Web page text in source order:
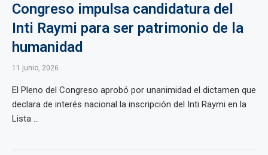
Congreso impulsa candidatura del
Inti Raymi para ser patrimonio de la
humanidad
11 junio, 2026
El Pleno del Congreso aprobó por unanimidad el dictamen que
declara de interés nacional la inscripción del Inti Raymi en la
Lista ...